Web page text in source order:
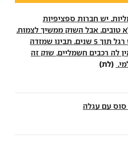
יש חברות ספציפיות
טובים. אבל השוק ממשיך לצמוח.
מזדה ככל הנראה תפשוט רגל תוך 5 שנים. תבינו שמזדה
לה רכבים חשמליים, שוק זה
(לת)